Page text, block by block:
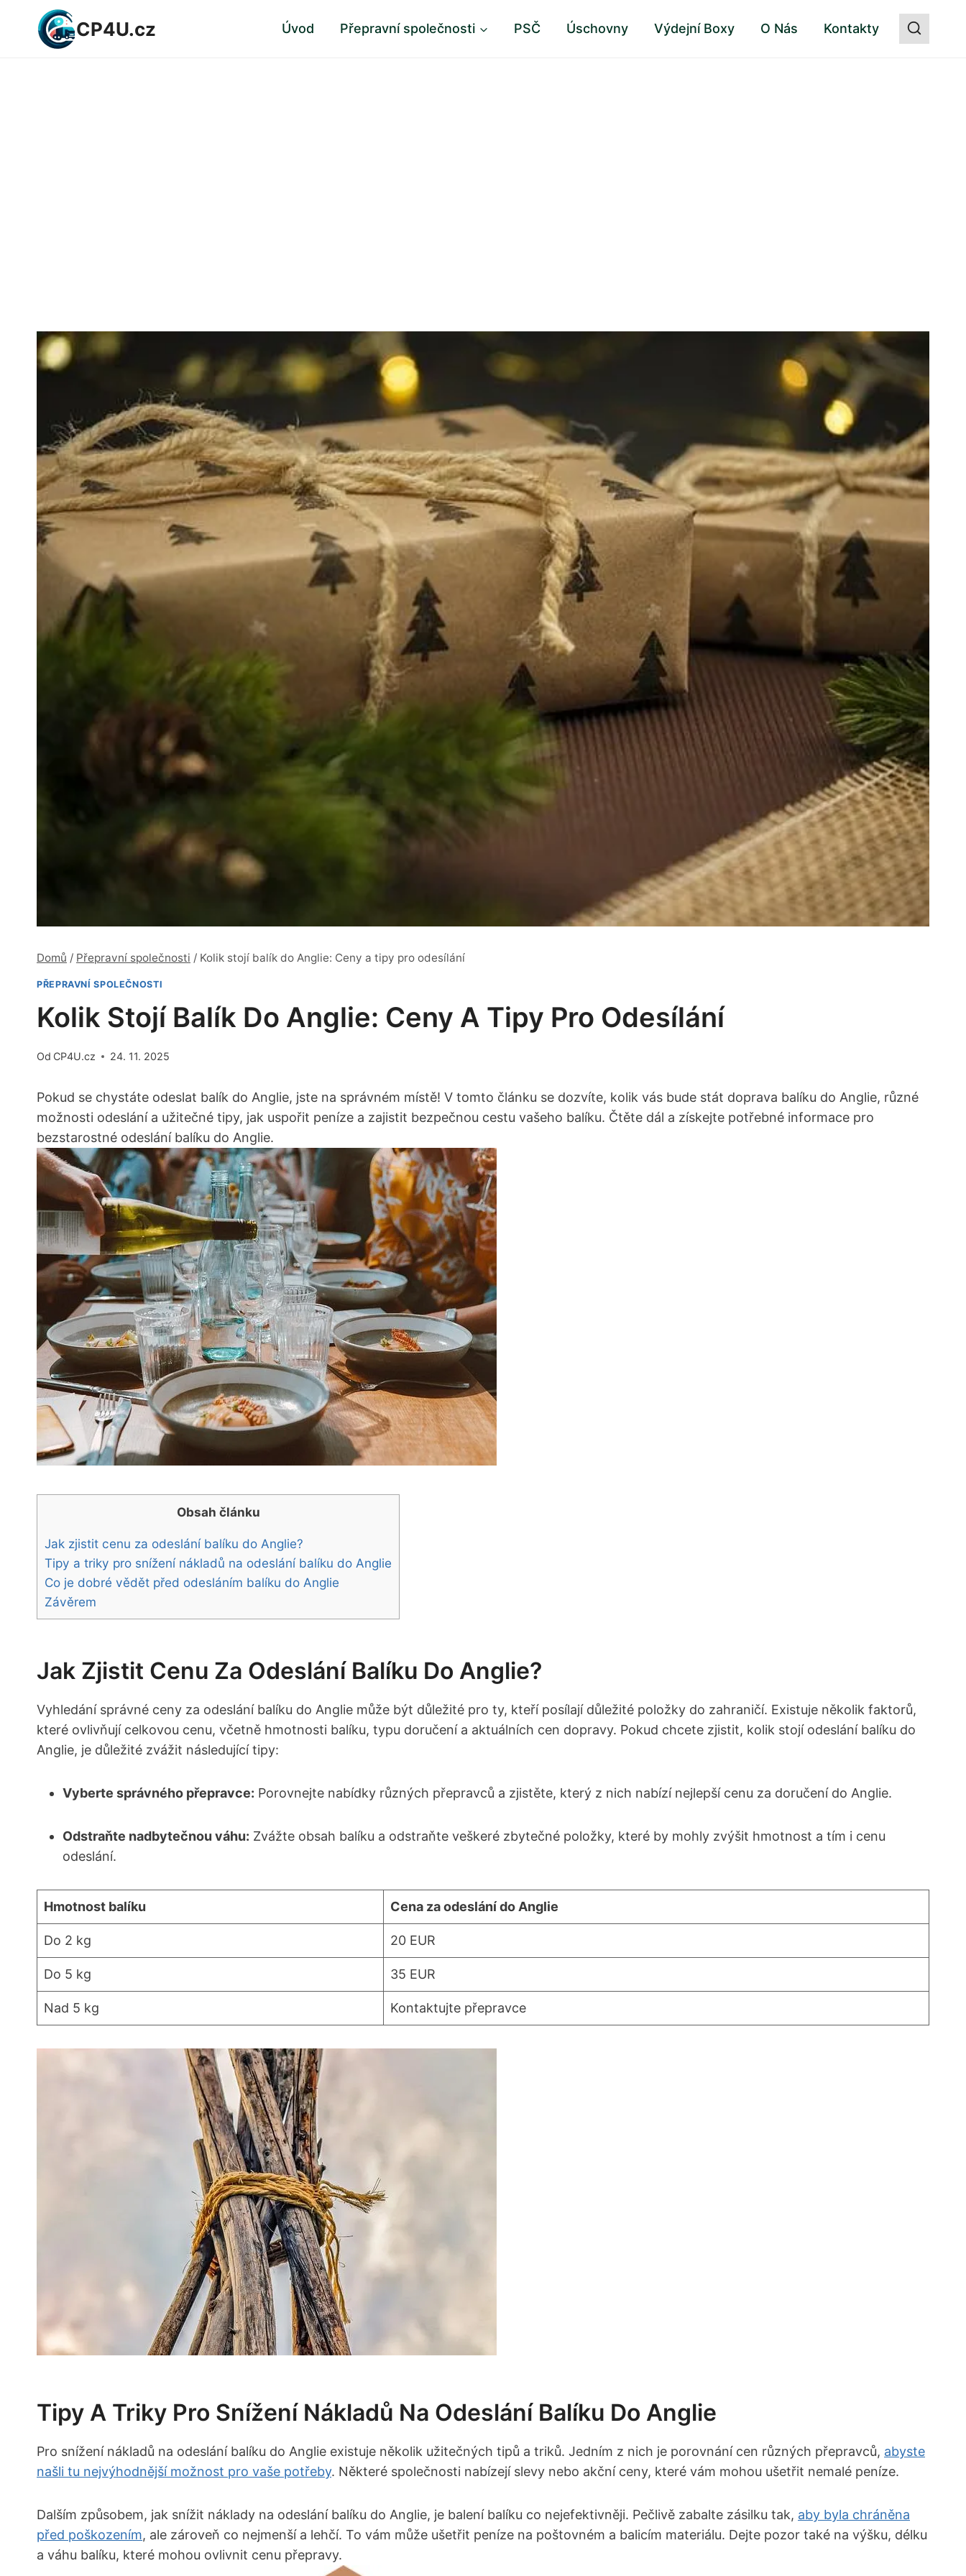
Přeskočit
CP4U.cz Úvod Přepravní společnosti PSČ Úschovny Výdejní Boxy O Nás Kontakty
Domů / Přepravní společnosti / Kolik stojí balík do Anglie: Ceny a tipy pro odesílání
PŘEPRAVNÍ SPOLEČNOSTI
Kolik Stojí Balík Do Anglie: Ceny A Tipy Pro Odesílání
Od CP4U.cz 24. 11. 2025
Pokud se chystáte odeslat balík do Anglie, jste na správném místě! V tomto článku se dozvíte, kolik vás bude stát doprava balíku do Anglie, různé
možnosti odeslání a užitečné tipy, jak uspořit peníze a zajistit bezpečnou cestu vašeho balíku. Čtěte dál a získejte potřebné informace pro
bezstarostné odeslání balíku do Anglie.
Obsah článku
Jak zjistit cenu za odeslání balíku do Anglie?
Tipy a triky pro snížení nákladů na odeslání balíku do Anglie
Co je dobré vědět před odesláním balíku do Anglie
Závěrem
Jak Zjistit Cenu Za Odeslání Balíku Do Anglie?
Vyhledání správné ceny za odeslání balíku do Anglie může být důležité pro ty, kteří posílají důležité položky do zahraničí. Existuje několik faktorů,
které ovlivňují celkovou cenu, včetně hmotnosti balíku, typu doručení a aktuálních cen dopravy. Pokud chcete zjistit, kolik stojí odeslání balíku do
Anglie, je důležité zvážit následující tipy:
Vyberte správného přepravce: Porovnejte nabídky různých přepravců a zjistěte, který z nich nabízí nejlepší cenu za doručení do Anglie.
Odstraňte nadbytečnou váhu: Zvážte obsah balíku a odstraňte veškeré zbytečné položky, které by mohly zvýšit hmotnost a tím i cenu
odeslání.
Hmotnost balíku Cena za odeslání do Anglie
Do 2 kg 20 EUR
Do 5 kg 35 EUR
Nad 5 kg Kontaktujte přepravce
Tipy A Triky Pro Snížení Nákladů Na Odeslání Balíku Do Anglie
Pro snížení nákladů na odeslání balíku do Anglie existuje několik užitečných tipů a triků. Jedním z nich je porovnání cen různých přepravců, abyste
našli tu nejvýhodnější možnost pro vaše potřeby. Některé společnosti nabízejí slevy nebo akční ceny, které vám mohou ušetřit nemalé peníze.
Dalším způsobem, jak snížit náklady na odeslání balíku do Anglie, je balení balíku co nejefektivněji. Pečlivě zabalte zásilku tak, aby byla chráněna
před poškozením, ale zároveň co nejmenší a lehčí. To vám může ušetřit peníze na poštovném a balicím materiálu. Dejte pozor také na výšku, délku
a váhu balíku, které mohou ovlivnit cenu přepravy.